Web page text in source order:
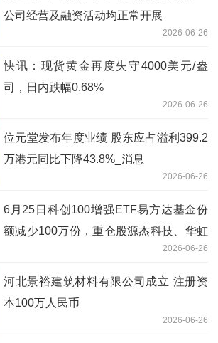
公司经营及融资活动均正常开展
2026-06-26
快讯：现货黄金再度失守4000美元/盎
司，日内跌幅0.68%
2026-06-26
位元堂发布年度业绩 股东应占溢利399.2
万港元同比下降43.8%_消息
2026-06-26
6月25日科创100增强ETF易方达基金份
额减少100万份，重仓股源杰科技、华虹
2026-06-26
河北景裕建筑材料有限公司成立 注册资
本100万人民币
2026-06-26